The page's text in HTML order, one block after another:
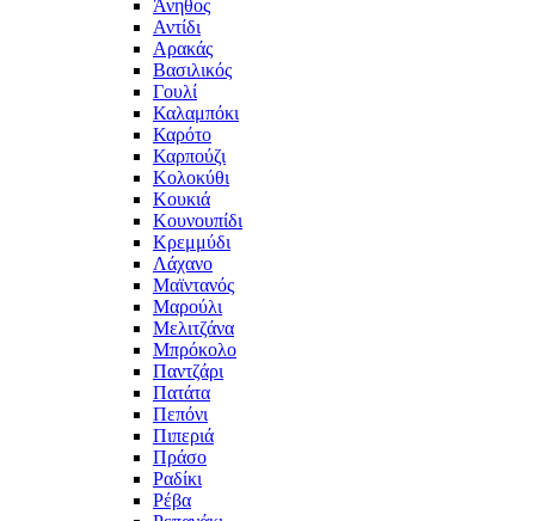
Άνηθος
Αντίδι
Αρακάς
Βασιλικός
Γουλί
Καλαμπόκι
Καρότο
Καρπούζι
Κολοκύθι
Κουκιά
Κουνουπίδι
Κρεμμύδι
Λάχανο
Μαϊντανός
Μαρούλι
Μελιτζάνα
Μπρόκολο
Παντζάρι
Πατάτα
Πεπόνι
Πιπεριά
Πράσο
Ραδίκι
Ρέβα